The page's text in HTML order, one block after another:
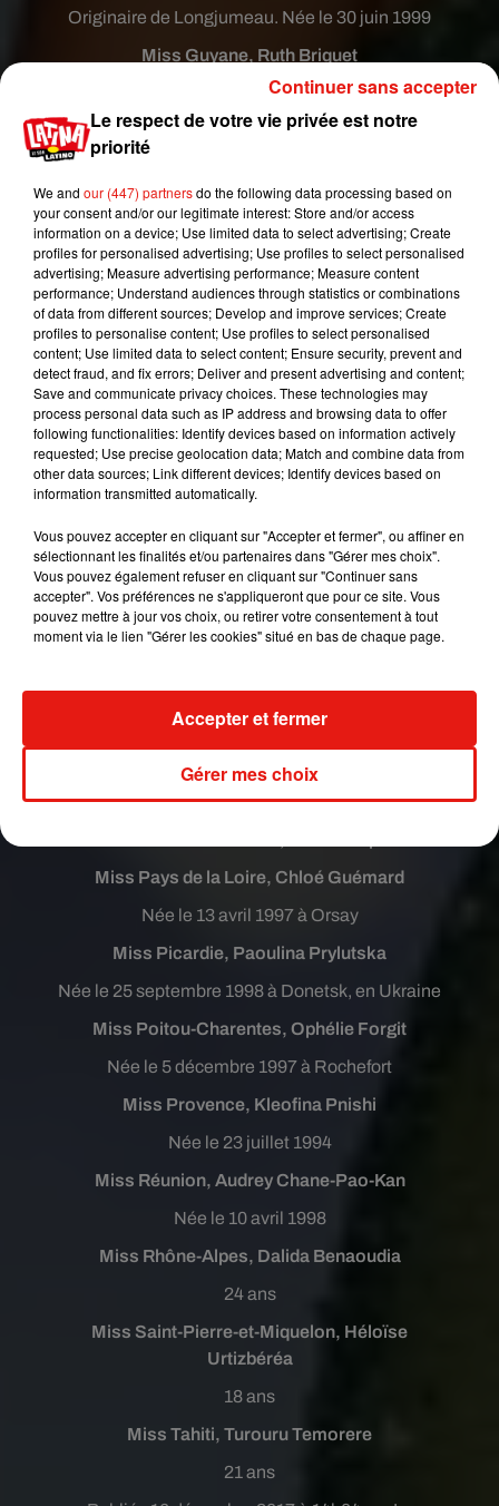
Originaire de Longjumeau. Née le 30 juin 1999
Miss Guyane, Ruth Briquet
Originaire de Cayenne. Née le 06 mai 1993
Miss Île-de-France, Lison Di Martino
décembre 1998
Miss Languedoc-Roussillon, Alizée Rieu
Née le 28 novembre 1996 à Bagnols-sur-Cèze.
Miss Limousin, Anaïs Berthomier
Née le 14 avril 1998 à Limoges
Miss Lorraine, Cloé Cirelli
Née le 21 juin 1996 à Metz
Miss Martinique, Laure-Anaïs Abidal
Née le 3 janvier 1996 à Fort-de-France
Miss Mayotte, Vanylle Emasse
Née le 26 février 1997 à Evry, en région parisienne
Miss Midi-Pyrénées, Anaïs Dufillo
Miss Nord-Pas-de-Calais, Maëva Coucke
Née le 28 juin 1994 à Fougères
Miss Normandie, Alexane Dubourg
Née le 16 juillet 1997 à Caen
Miss Pays de la Loire, Chloé Guémard
Née le 13 avril 1997 à Orsay
Miss Picardie, Paoulina Prylutska
Née le 25 septembre 1998 à Donetsk, en Ukraine
Miss Poitou-Charentes, Ophélie Forgit
Née le 5 décembre 1997 à Rochefort
Miss Provence, Kleofina Pnishi
Née le 23 juillet 1994
Miss Réunion, Audrey Chane-Pao-Kan
Née le 10 avril 1998
Miss Rhône-Alpes, Dalida Benaoudia
24 ans
Miss Saint-Pierre-et-Miquelon, Héloïse
Urtizbéréa
18 ans
Miss Tahiti, Turouru Temorere
21 ans
Le respect de votre vie privée est notre
priorité
We and our (447) partnersdo the following data processing based on
your consent and/or our legitimate interest: Store and/or access
information on a device; Use limited data to select advertising; Create
profiles for personalised advertising; Use profiles to select personalised
advertising; Measure advertising performance; Measure content
performance; Understand audiences through statistics or combinations
of data from different sources; Develop and improve services; Create
profiles to personalise content; Use profiles to select personalised
content; Use limited data to select content; Ensure security, prevent and
detect fraud, and fix errors; Deliver and present advertising and content;
Save and communicate privacy choices. These technologies may
process personal data such as IP address and browsing data to offer
following functionalities: Identify devices based on information actively
requested; Use precise geolocation data; Match and combine data from
other data sources; Link different devices; Identify devices based on
information transmitted automatically.
Vous pouvez accepter en cliquant sur "Accepter et fermer", ou affiner en
sélectionnant les finalités et/ou partenaires dans "Gérer mes choix".
Vous pouvez également refuser en cliquant sur "Continuer sans
accepter". Vos préférences ne s'appliqueront que pour ce site. Vous
pouvez mettre à jour vos choix, ou retirer votre consentement à tout
moment via le lien "Gérer les cookies" situé en bas de chaque page.
Gérer mes choix
Accepter et fermer
Continuer sans accepter